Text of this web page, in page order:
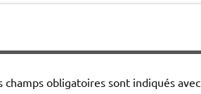
champs obligatoires sont indiqués avec